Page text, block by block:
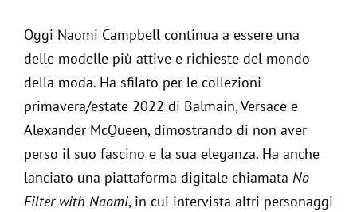
Oggi Naomi Campbell continua a essere una
delle modelle più attive e richieste del mondo
della moda. Ha sfilato per le collezioni
primavera/estate 2022 di Balmain, Versace e
Alexander McQueen, dimostrando di non aver
perso il suo fascino e la sua eleganza. Ha anche
lanciato una piattaforma digitale chiamata No
Filter with Naomi, in cui intervista altri personaggi